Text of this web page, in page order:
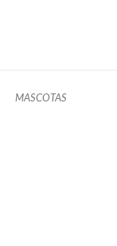
MASCOTAS